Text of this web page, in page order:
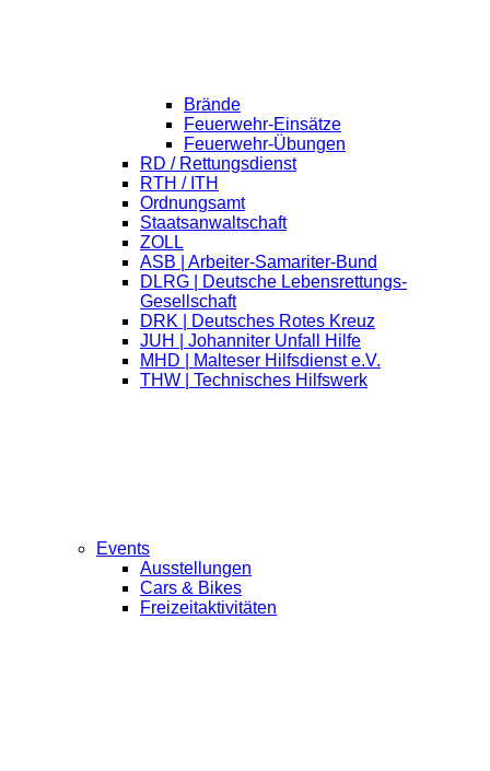
Brände
Feuerwehr-Einsätze
Feuerwehr-Übungen
RD / Rettungsdienst
RTH / ITH
Ordnungsamt
Staatsanwaltschaft
ZOLL
ASB | Arbeiter-Samariter-Bund
DLRG | Deutsche Lebensrettungs-
Gesellschaft
DRK | Deutsches Rotes Kreuz
JUH | Johanniter Unfall Hilfe
MHD | Malteser Hilfsdienst e.V.
THW | Technisches Hilfswerk
Events
Ausstellungen
Cars & Bikes
Freizeitaktivitäten